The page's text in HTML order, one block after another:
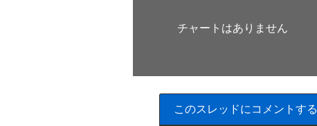
このスレッドにコメントする